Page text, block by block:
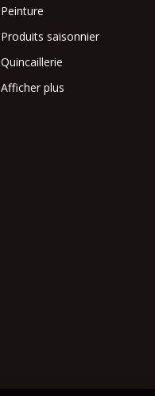
Peinture
Produits saisonnier
Quincaillerie
Afficher plus